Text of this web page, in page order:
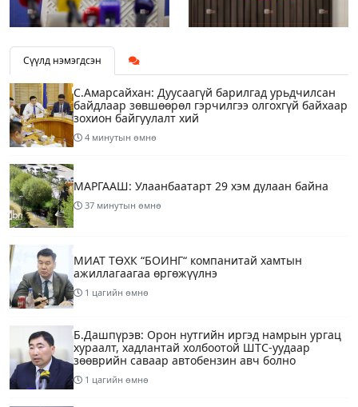
Сүүлд нэмэгдсэн
С.Амарсайхан: Дуусаагүй барилгад урьдчилсан
байдлаар зөвшөөрөл гэрчилгээ олгохгүй байхаар
зохион байгуулалт хий
4 минутын өмнө
МАРГААШ: Улаанбаатарт 29 хэм дулаан байна
37 минутын өмнө
МИАТ ТӨХК “БОИНГ“ компанитай хамтын
ажиллагаагаа өргөжүүлнэ
1 цагийн өмнө
Б.Дашпүрэв: Орон нутгийн иргэд намрын ургац
хураалт, хадлантай холбоотой ШТС-уудаар
зөөврийн саваар автобензин авч болно
1 цагийн өмнө